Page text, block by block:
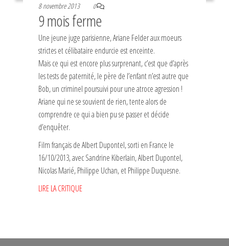
8 novembre 2013
0
9 mois ferme
Une jeune juge parisienne, Ariane Felder aux moeurs
strictes et célibataire endurcie est enceinte.
Mais ce qui est encore plus surprenant, c’est que d’après
les tests de paternité, le père de l’enfant n’est autre que
Bob, un criminel poursuivi pour une atroce agression !
Ariane qui ne se souvient de rien, tente alors de
comprendre ce qui a bien pu se passer et décide
d’enquêter.
Film français de Albert Dupontel, sorti en France le
16/10/2013, avec Sandrine Kiberlain, Albert Dupontel,
Nicolas Marié, Philippe Uchan, et Philippe Duquesne.
LIRE LA CRITIQUE